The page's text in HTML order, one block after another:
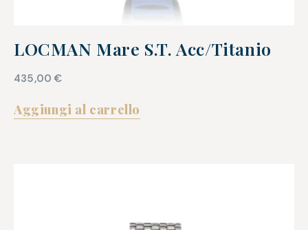
LOCMAN Mare S.T. Acc/Titanio
435,00€
Aggiungi al carrello